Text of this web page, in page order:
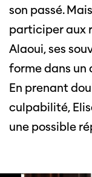
son passé.
participer aux
Alaoui, ses
forme dans un
En prenant
culpabilité,
une possible